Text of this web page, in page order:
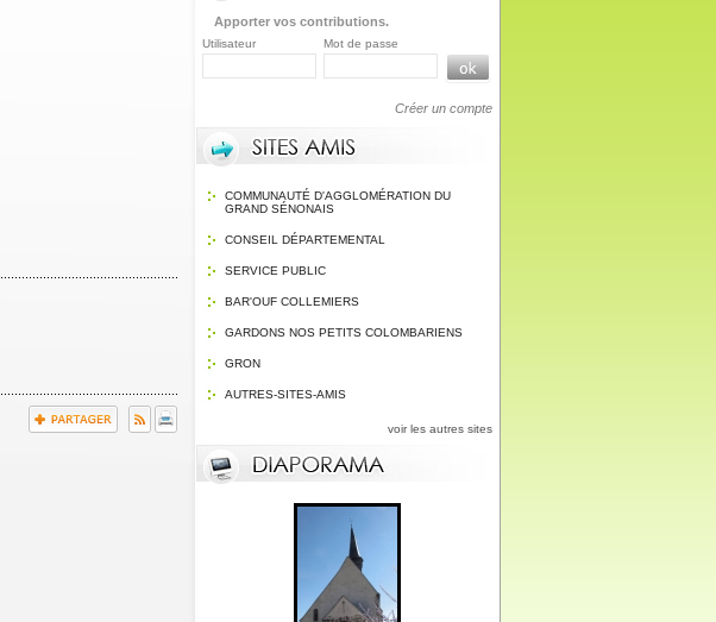
Apporter vos contributions.
Utilisateur Mot de passe
Créer un compte
COMMUNAUTÉ D'AGGLOMÉRATION DU
GRAND SÉNONAIS
CONSEIL DÉPARTEMENTAL
SERVICE PUBLIC
BAR'OUF COLLEMIERS
GARDONS NOS PETITS COLOMBARIENS
GRON
AUTRES-SITES-AMIS
voir les autres sites